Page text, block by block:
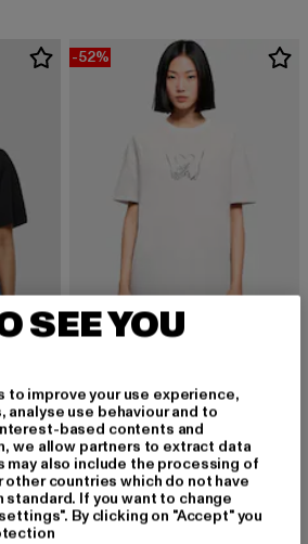
EUR 24,99 EUR
-52%
12,00 EUR
Derzeitiger Preis: 12,00 EUR
24,99 EURAktionspreis:
-52%
SEE YOU
to improve your use experience,
analyse use behaviour and to
based contents and
we allow partners to extract data
may also include the processing of
other countries which do not have
If you want to change
By clicking on "Accept" you